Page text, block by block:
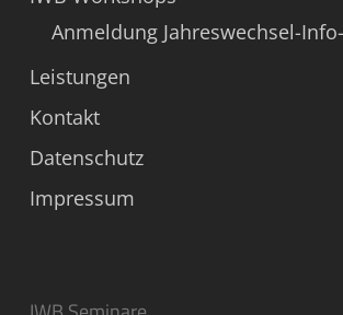
Anmeldung Jahreswechsel-
Leistungen
Kontakt
Datenschutz
Impressum